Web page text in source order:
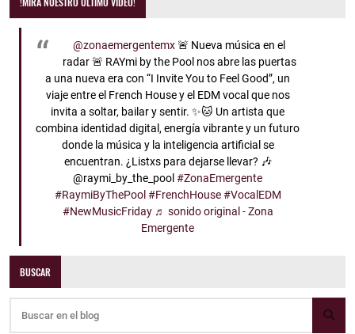
@zonaemergentemx🚨 Nueva música en el
radar 🚨 RAYmi by the Pool nos abre las puertas
a una nueva era con “I Invite You to Feel Good”, un
viaje entre el French House y el EDM vocal que nos
invita a soltar, bailar y sentir. ✨🐱 Un artista que
combina identidad digital, energía vibrante y un futuro
donde la música y la inteligencia artificial se
encuentran. ¿Listxs para dejarse llevar? 🎶
@raymi_by_the_pool#ZonaEmergente
#RaymiByThePool #FrenchHouse #VocalEDM
#NewMusicFriday ♬ sonido original - Zona
Emergente
BUSCAR